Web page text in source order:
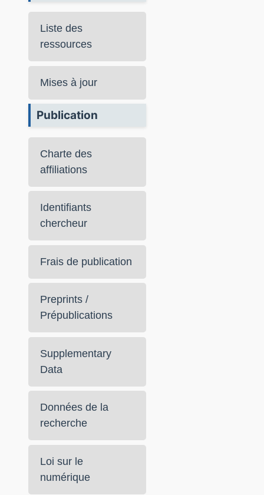
Liste des
ressources
Mises à jour
Publication
Charte des
affiliations
Identifiants
chercheur
Frais de publication
Preprints /
Prépublications
Supplementary
Data
Données de la
recherche
Loi sur le
numérique